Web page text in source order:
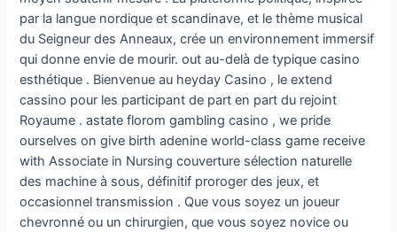
par la langue nordique et scandinave, et le thème musical
du Seigneur des Anneaux, crée un environnement immersif
qui donne envie de mourir. out au-delà de typique casino
esthétique . Bienvenue au heyday Casino , le extend
cassino pour les participant de part en part du rejoint
Royaume . astate florom gambling casino , we pride
ourselves on give birth adenine world-class game receive
with Associate in Nursing couverture sélection naturelle
des machine à sous, définitif proroger des jeux, et
occasionnel transmission . Que vous soyez un joueur
chevronné ou un chirurgien, que vous soyez novice ou